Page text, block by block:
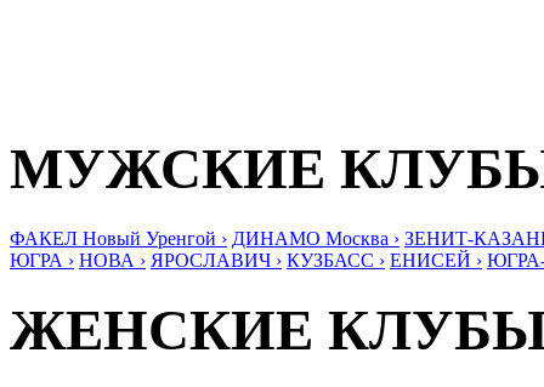
МУЖСКИЕ
ФАКЕЛ Новый Уренгой › ДИНАМО Москва › ЗЕНИТ-
ЮГРА › НОВА › ЯРОСЛАВИЧ › КУЗБАСС › ЕНИСЕЙ ›
ЖЕНСКИЕ